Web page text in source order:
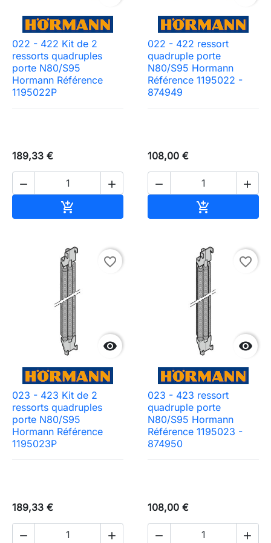
022 - 422 Kit de 2
ressorts quadruples
porte N80/S95
Hormann Référence
1195022P
189,33 €
 

022 - 422 ressort
quadruple porte
N80/S95 Hormann
Référence 1195022 -
874949
108,00 €
 


favorite_border
023 - 423 Kit de 2
ressorts quadruples
porte N80/S95
Hormann Référence
1195023P
189,33 €
 

favorite_border
023 - 423 ressort
quadruple porte
N80/S95 Hormann
Référence 1195023 -
874950
108,00 €
 